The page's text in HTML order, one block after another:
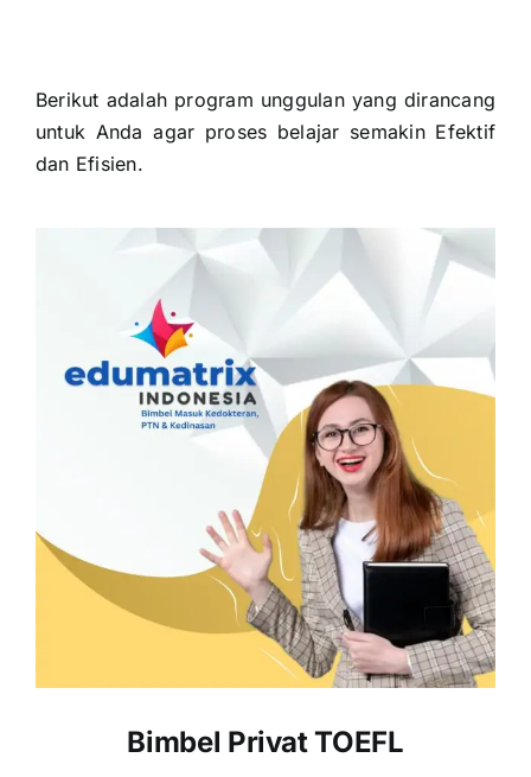
Berikut adalah program unggulan yang dirancang
untuk Anda agar proses belajar semakin Efektif
dan Efisien.
Bimbel Privat TOEFL